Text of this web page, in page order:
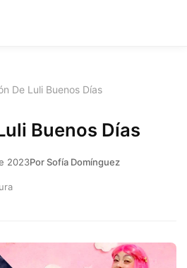
De Luli Buenos Días
Buenos Días
2023Por Sofía Domínguez